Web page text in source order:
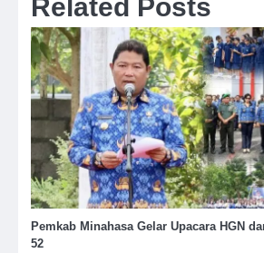
Related Posts
Pemkab Minahasa Gelar Upacara HGN
52